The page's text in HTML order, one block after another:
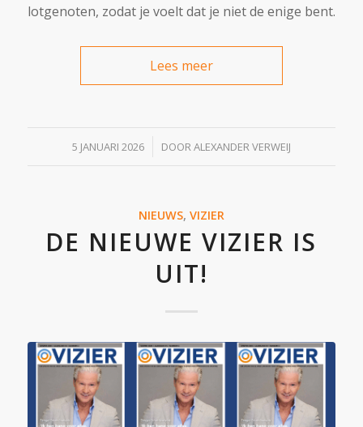
lotgenoten, zodat je voelt dat je niet de enige bent.
Lees meer
5 JANUARI 2026
/ DOORALEXANDER VERWEIJ
NIEUWS, VIZIER
DE NIEUWE VIZIER IS
UIT!